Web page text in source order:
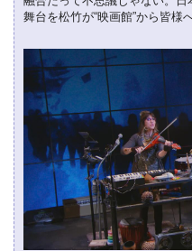
舞台を松竹が“映画館”から皆様